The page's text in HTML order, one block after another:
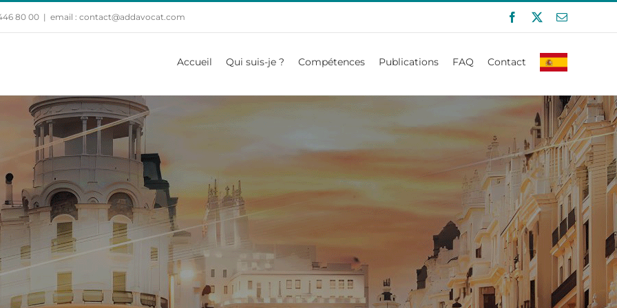
80 00 | email : contact@addavocat.com Facebook Email
Accueil Qui suis-je ? Compétences Publications FAQ Contact